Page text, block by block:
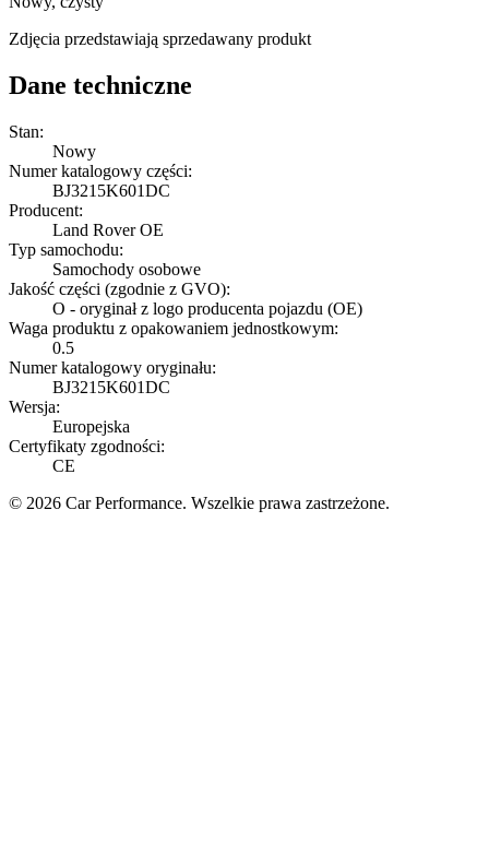
Zdjęcia przedstawiają sprzedawany produkt
Dane techniczne
Stan:
Nowy
Numer katalogowy części:
BJ3215K601DC
Producent:
Land Rover OE
Typ samochodu:
Samochody osobowe
Jakość części (zgodnie z GVO):
O - oryginał z logo producenta pojazdu (OE)
Waga produktu z opakowaniem jednostkowym:
0.5
Numer katalogowy oryginału:
BJ3215K601DC
Wersja:
Europejska
Certyfikaty zgodności:
CE
© 2026 Car Performance. Wszelkie prawa zastrzeżone.